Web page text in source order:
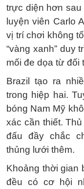
trực diện hơn
luyện viên Carlo
vị trí chơi không
“vàng xanh” duy
mối đe dọa từ đối
Brazil tạo ra
trong hiệp hai.
bóng Nam Mỹ
xác cần thiết.
đấu đầy chắc
thủng lưới thêm.
Khoảng thời gian
đều có cơ hội